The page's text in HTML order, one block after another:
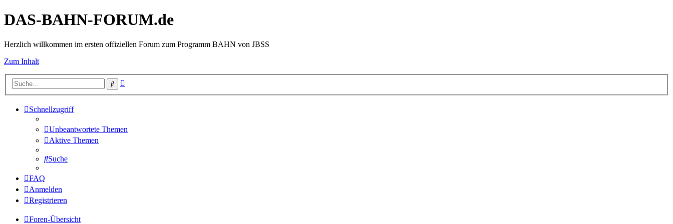
DAS-BAHN-FORUM.de
Herzlich willkommen im ersten offiziellen Forum zum Programm BAHN von JBSS
Zum Inhalt
Suche
Schnellzugriff
Unbeantwortete Themen
Aktive Themen
Suche
FAQ
Anmelden
Registrieren
Foren-Übersicht